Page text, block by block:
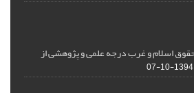
اسلام و غرب درجه علمی و پژوهشی از
1394-10-07